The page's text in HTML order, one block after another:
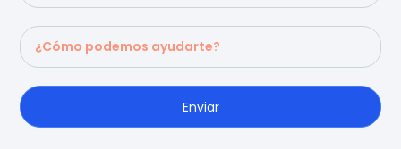
Enviar